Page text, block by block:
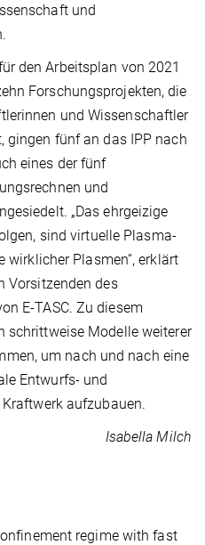
und
den Arbeitsplan von 2021
Forschungsprojekten, die
und Wissenschaftler
gingen fünf an das IPP nach
eines der fünf
und
„Das ehrgeizige
sind virtuelle Plasma-
Plasmen“, erklärt
Vorsitzenden des
E-TASC. Zu diesem
schrittweise Modelle weiterer
um nach und nach eine
Entwurfs- und
aufzubauen.
Isabella Milch
regime with fast